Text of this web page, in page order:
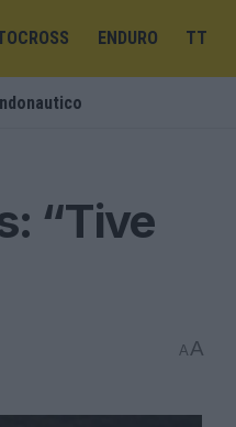
ENDURO TT
“Tive
AA